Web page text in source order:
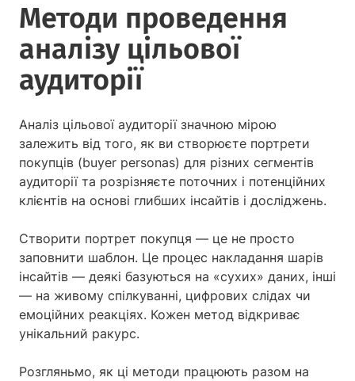
Методи проведення
аналізу цільової
аудиторії
Аналіз цільової аудиторії значною мірою
залежить від того, як ви створюєте портрети
покупців (buyer personas) для різних сегментів
аудиторії та розрізняєте поточних і потенційних
клієнтів на основі глибших інсайтів і досліджень.
Створити портрет покупця — це не просто
заповнити шаблон. Це процес накладання шарів
інсайтів — деякі базуються на «сухих» даних, інші
— на живому спілкуванні, цифрових слідах чи
емоційних реакціях. Кожен метод відкриває
унікальний ракурс.
Розгляньмо, як ці методи працюють разом на